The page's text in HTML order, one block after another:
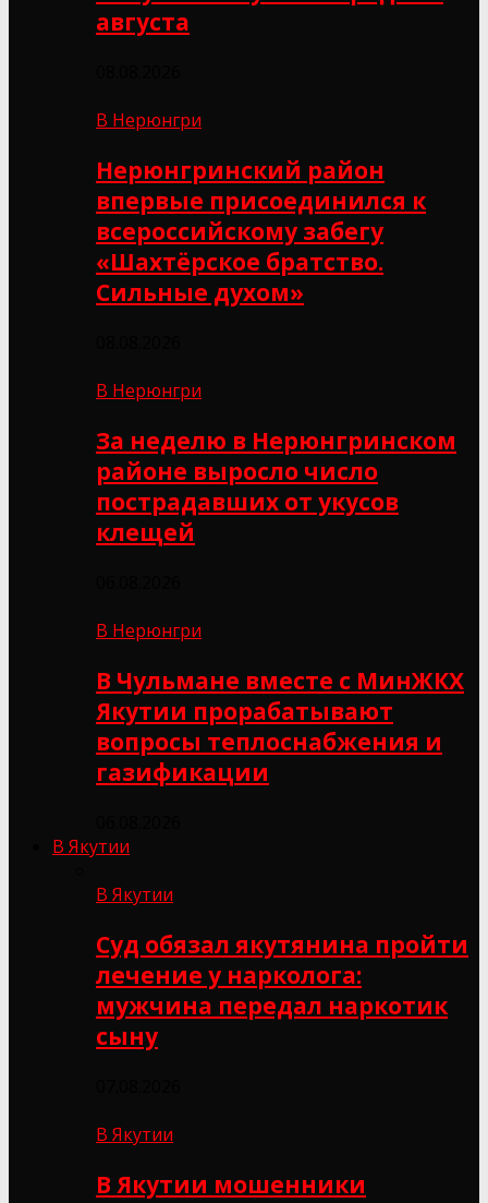
августа
В Нерюнгри
Нерюнгринский район
впервые присоединился к
всероссийскому забегу
«Шахтёрское братство.
Сильные духом»
В Нерюнгри
За неделю в Нерюнгринском
районе выросло число
пострадавших от укусов
клещей
В Нерюнгри
В Чульмане вместе с МинЖКХ
Якутии прорабатывают
вопросы теплоснабжения и
газификации
В Якутии
В Якутии
Суд обязал якутянина пройти
лечение у нарколога:
мужчина передал наркотик
сыну
В Якутии
В Якутии мошенники